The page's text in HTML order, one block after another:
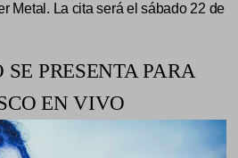
Metal. La cita será el sábado 22 de
PRESENTA PARA
EN VIVO